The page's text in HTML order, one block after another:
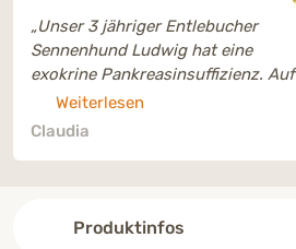
„Unser 3 jähriger Entlebucher
Sennenhund Ludwig hat eine
exokrine Pankreasinsuffizienz. Auf
langer Suche nach dem richtigem
Futter und auf Empfehlung sind wir
Unkomplizierte Lieferung!“
Weiterlesen
Claudia
Produktinfos